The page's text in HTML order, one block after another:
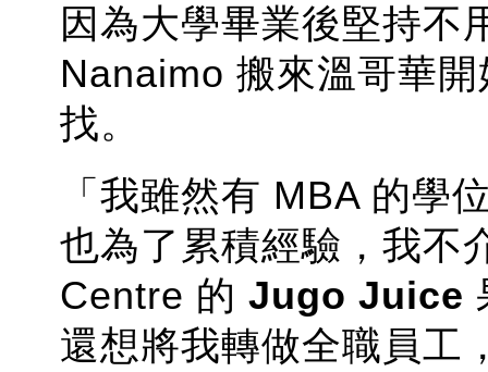
因為大學畢業後堅持不
Nanaimo 搬來溫哥華
找。
「我雖然有 MBA 的學
也為了累積經驗，我不
Centre 的 Jugo Juice
還想將我轉做全職員工